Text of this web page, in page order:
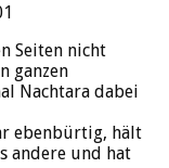
Seiten nicht
ganzen
Nachtara dabei
ebenbürtig, hält
andere und hat